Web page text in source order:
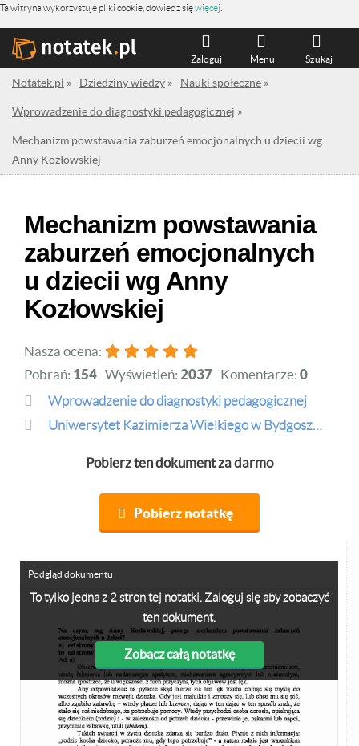
Ta witryna wykorzystuje pliki cookie, dowiedz sięwięcej
Szukaj
Menu
Zaloguj
Notatek.pl » Dziedziny wiedzy » Nauki społeczne »
Wprowadzenie do diagnostyki pedagogicznej »
Mechanizm powstawania zaburzeń emocjonalnych u dziecii wg
Anny Kozłowskiej
Mechanizm powstawania
zaburzeń emocjonalnych
u dziecii wg Anny
Kozłowskiej
Nasza ocena:
Pobrań: 154 Wyświetleń: 2037 Komentarze: 0
Wprowadzenie do diagnostyki pedagogicznej
Uniwersytet Kazimierza Wielkiego w Bydgoszczy
Pobierz ten dokument za darmo
Pobierz notatkę
To tylko jedna z 2 stron tej notatki. Zaloguj się aby zobaczyć
ten dokument.
Zobacz całą notatkę
Podgląd dokumentu